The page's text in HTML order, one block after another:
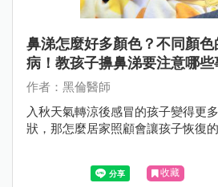
鼻涕怎麼好多顏色？不同顏
病！教孩子擤鼻涕要注意哪些
作者：黑倫醫師
入秋天氣轉涼後感冒的孩子變得更
狀，那怎麼居家照顧會讓孩子恢復
收藏